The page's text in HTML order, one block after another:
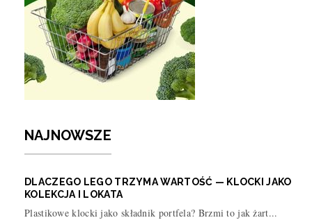
NAJNOWSZE
DLACZEGO LEGO TRZYMA WARTOŚĆ — KLOCKI JAKO
KOLEKCJA I LOKATA
Plastikowe klocki jako składnik portfela? Brzmi to jak żart...